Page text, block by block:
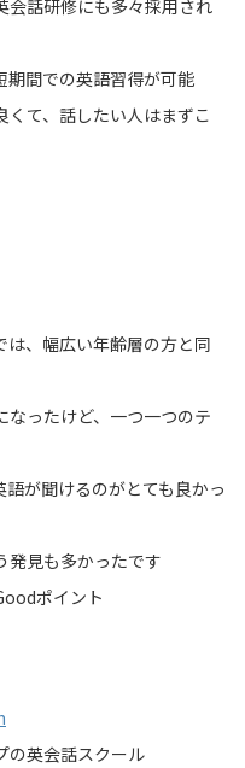
会話研修にも多々採用され
期間での英語習得が可能
て、話したい人はまずこ
は、幅広い年齢層の方と同
ったけど、一つ一つのテ
が聞けるのがとても良かっ
発見も多かったです
ポイント
の英会話スクール